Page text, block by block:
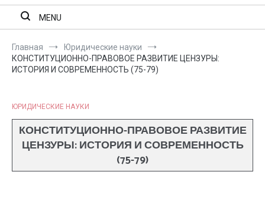
MENU
Главная
Юридические науки
КОНСТИТУЦИОННО-ПРАВОВОЕ РАЗВИТИЕ ЦЕНЗУРЫ:
ИСТОРИЯ И СОВРЕМЕННОСТЬ (75-79)
ЮРИДИЧЕСКИЕ НАУКИ
КОНСТИТУЦИОННО-ПРАВОВОЕ РАЗВИТИЕ
ЦЕНЗУРЫ: ИСТОРИЯ И СОВРЕМЕННОСТЬ
(75-79)